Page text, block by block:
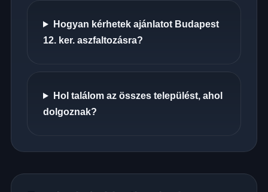
Hogyan kérhetek ajánlatot Budapest
12. ker. aszfaltozásra?
Hol találom az összes települést, ahol
dolgoznak?